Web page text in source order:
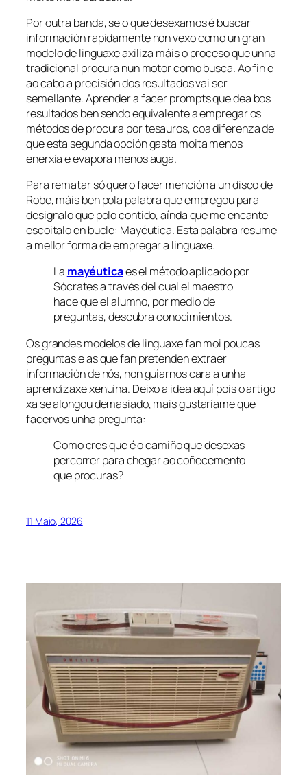
Por outra banda, se o que desexamos é buscar
información rapidamente non vexo como un gran
modelo de linguaxe axiliza máis o proceso que unha
tradicional procura nun motor como busca. Ao fin e
ao cabo a precisión dos resultados vai ser
semellante. Aprender a facerpromptsque dea bos
resultados ben sendo equivalente a empregar os
métodos de procura portesauros, coa diferenza de
que esta segunda opción gasta moita menos
enerxía e evapora menos auga.
Para rematar só quero facer mención a un disco de
Robe, máis ben pola palabra que empregou para
designalo que polo contido, aínda que me encante
escoitalo en bucle: Mayéutica. Esta palabra resume
a mellor forma de empregar a linguaxe.
La mayéuticaes el método aplicado por
Sócrates a través del cual el maestro
hace que el alumno, por medio de
preguntas, descubra conocimientos.
Os grandes modelos de linguaxe fan moi poucas
preguntas e as que fan pretenden extraer
información de nós, non guiarnos cara a unha
aprendizaxe xenuína. Deixo a idea aquí pois o artigo
xa se alongou demasiado, mais gustaríame que
facervos unha pregunta:
Como cres que é o camiño que desexas
percorrer para chegar ao coñecemento
que procuras?
11 Maio, 2026